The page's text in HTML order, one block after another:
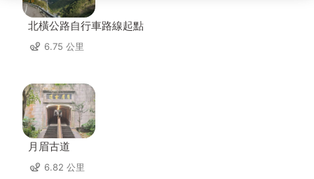
北橫公路自行車路線起點
6.75 公里
月眉古道
6.82 公里